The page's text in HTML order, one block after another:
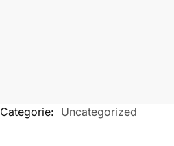
Categorie: Uncategorized